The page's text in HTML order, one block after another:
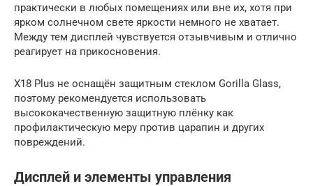
практически в любых помещениях или вне их, хотя при
ярком солнечном свете яркости немного не хватает.
Между тем дисплей чувствуется отзывчивым и отлично
реагирует на прикосновения.
X18 Plus не оснащён защитным стеклом Gorilla Glass,
поэтому рекомендуется использовать
высококачественную защитную плёнку как
профилактическую меру против царапин и других
повреждений.
Дисплей и элементы управления